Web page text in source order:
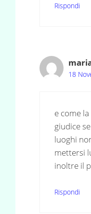
Rispondi
18
e come
giudice
luoghi
mettersi
inoltre il
Rispondi